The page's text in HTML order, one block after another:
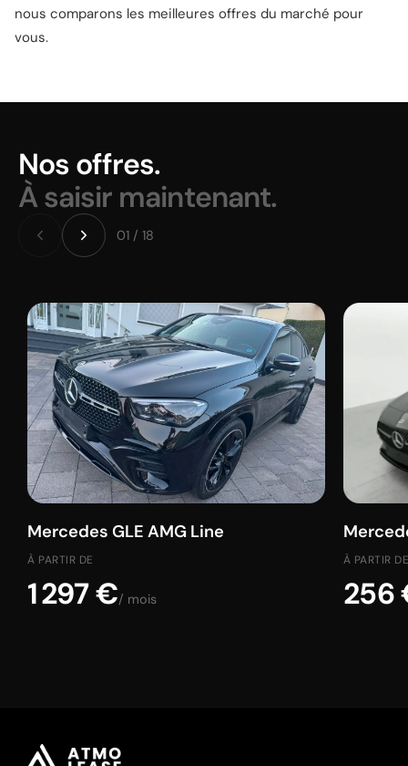
nous comparons les meilleures offres du marché pour
vous.
Nos offres.
À saisir maintenant.
01 / 18
Mercedes GLE AMG Line
À PARTIR DE
1 297 €/ mois
À PARTIR
256